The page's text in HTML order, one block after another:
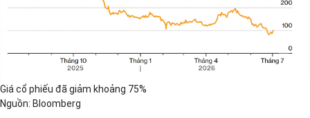
Giá cổ phiếu đã giảm khoảng 75%
Nguồn: Bloomberg